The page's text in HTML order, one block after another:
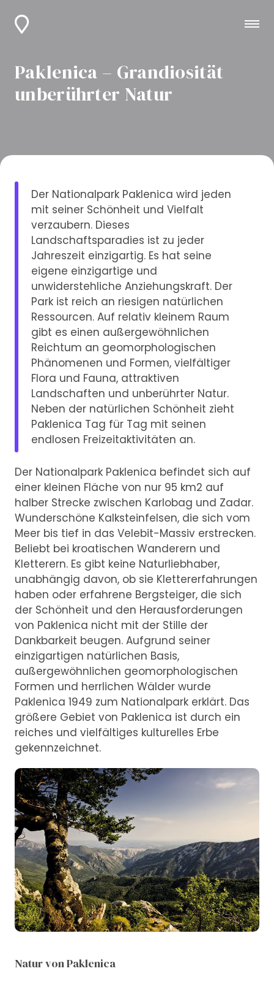
Paklenica – Grandiosität
unberührter Natur
Der Nationalpark Paklenica wird jeden
mit seiner Schönheit und Vielfalt
verzaubern. Dieses
Landschaftsparadies ist zu jeder
Jahreszeit einzigartig. Es hat seine
eigene einzigartige und
unwiderstehliche Anziehungskraft. Der
Park ist reich an riesigen natürlichen
Ressourcen. Auf relativ kleinem Raum
gibt es einen außergewöhnlichen
Reichtum an geomorphologischen
Phänomenen und Formen, vielfältiger
Flora und Fauna, attraktiven
Landschaften und unberührter Natur.
Neben der natürlichen Schönheit zieht
Paklenica Tag für Tag mit seinen
endlosen Freizeitaktivitäten an.
Der Nationalpark Paklenica befindet sich auf
einer kleinen Fläche von nur 95 km2 auf
halber Strecke zwischen Karlobag und Zadar.
Wunderschöne Kalksteinfelsen, die sich vom
Meer bis tief in das Velebit-Massiv erstrecken.
Beliebt bei kroatischen Wanderern und
Kletterern. Es gibt keine Naturliebhaber,
unabhängig davon, ob sie Klettererfahrungen
haben oder erfahrene Bergsteiger, die sich
der Schönheit und den Herausforderungen
von Paklenica nicht mit der Stille der
Dankbarkeit beugen. Aufgrund seiner
einzigartigen natürlichen Basis,
außergewöhnlichen geomorphologischen
Formen und herrlichen Wälder wurde
Paklenica 1949 zum Nationalpark erklärt. Das
größere Gebiet von Paklenica ist durch ein
reiches und vielfältiges kulturelles Erbe
gekennzeichnet.
Natur von Paklenica